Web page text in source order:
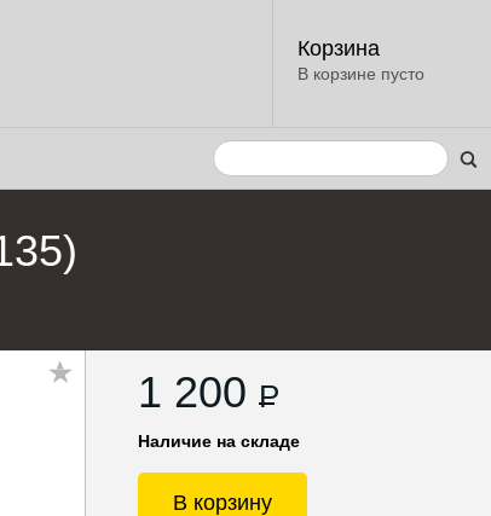
Корзина
В корзине пусто
1 200 P
Наличие на складе
В корзину